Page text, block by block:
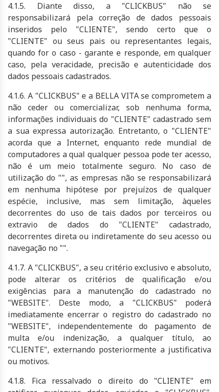
4.1.5. Diante disso, a "CLICKBUS" não se
responsabilizará pela correção de dados pessoais
inseridos pelo "CLIENTE", sendo certo que o
"CLIENTE" ou seus pais ou representantes legais,
quando for o caso - garante e responde, em qualquer
caso, pela veracidade, precisão e autenticidade dos
dados pessoais cadastrados.
4.1.6. A "CLICKBUS" e a BELLA VITAse comprometem a
não ceder ou comercializar, sob nenhuma forma,
informações individuais do "CLIENTE" cadastrado sem
a sua expressa autorização. Entretanto, o "CLIENTE"
acorda que a Internet, enquanto rede mundial de
computadores a qual qualquer pessoa pode ter acesso,
não é um meio totalmente seguro. No caso de
utilização do "", as empresas não se responsabilizará
em nenhuma hipótese por prejuízos de qualquer
espécie, inclusive, mas sem limitação, àqueles
decorrentes do uso de tais dados por terceiros ou
extravio de dados do "CLIENTE" cadastrado,
decorrentes direta ou indiretamente do seu acesso ou
navegação no "".
4.1.7. A "CLICKBUS", a seu critério exclusivo e absoluto,
pode alterar os critérios de qualificação e/ou
exigências para a manutenção do cadastrado no
"WEBSITE". Deste modo, a "CLICKBUS" poderá
imediatamente encerrar o registro do cadastrado no
"WEBSITE", independentemente do pagamento de
multa e/ou indenização, a qualquer título, ao
"CLIENTE", externando posteriormente a justificativa
ou motivos.
4.1.8. Fica ressalvado o direito do "CLIENTE" em